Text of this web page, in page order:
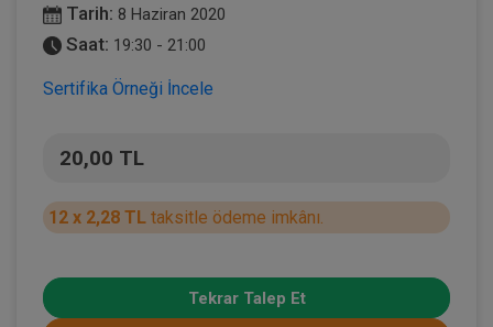
Tarih: 8 Haziran 2020
Saat: 19:30 - 21:00
Sertifika Örneği İncele
20,00 TL
12 x 2,28 TL taksitle ödeme imkânı.
Tekrar Talep Et